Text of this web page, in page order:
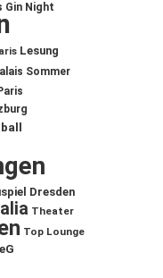
Gin Night
Lesung
Sommer
Dresden
Theater
Top Lounge